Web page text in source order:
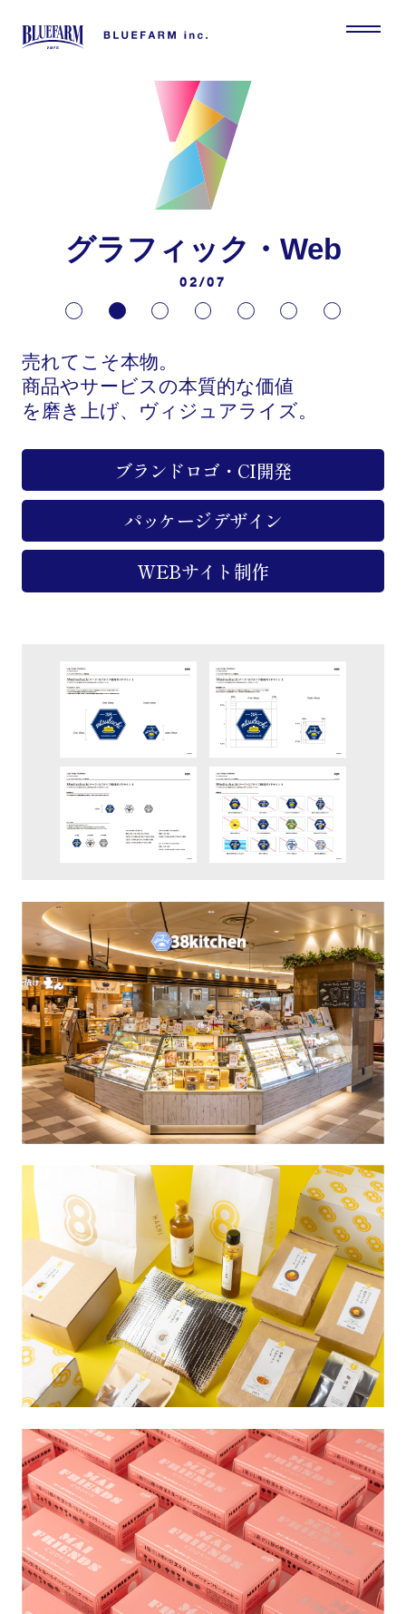
グラフィック・Web
02/07
売れてこそ本物。
商品やサービスの本質的な価値
を磨き上げ、ヴィジュアライズ。
ブランドロゴ・CI開発
パッケージデザイン
WEBサイト制作